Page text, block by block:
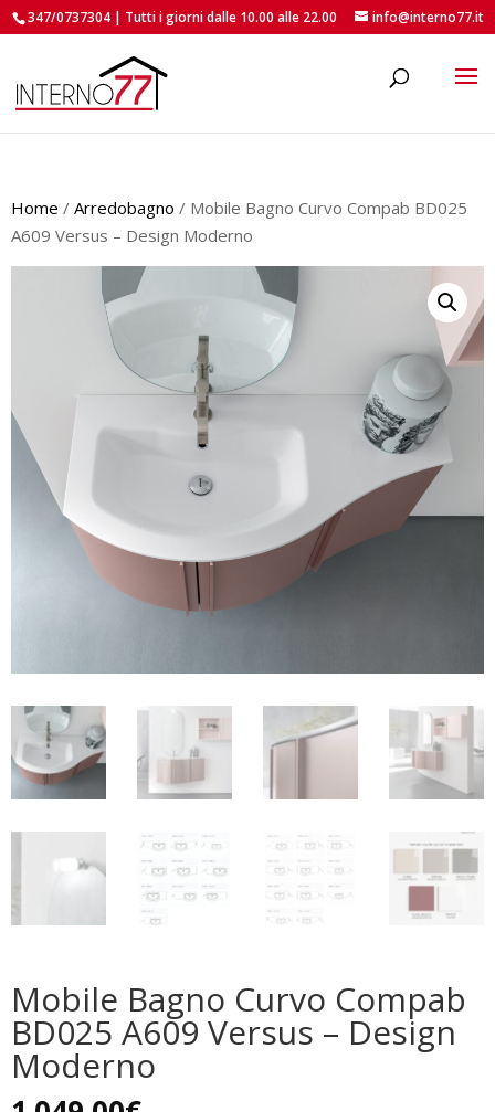
347/0737304 | Tutti i giorni dalle 10.00 alle 22.00 info@interno77.it
Home / Arredobagno / Mobile Bagno Curvo Compab BD025
A609 Versus – Design Moderno
Mobile Bagno Curvo Compab
BD025 A609 Versus – Design
Moderno